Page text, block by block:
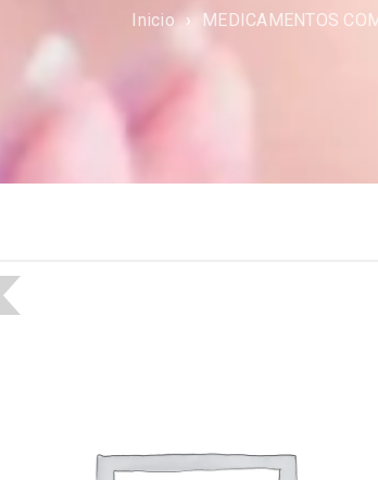
Inicio › MEDICAMENTOS